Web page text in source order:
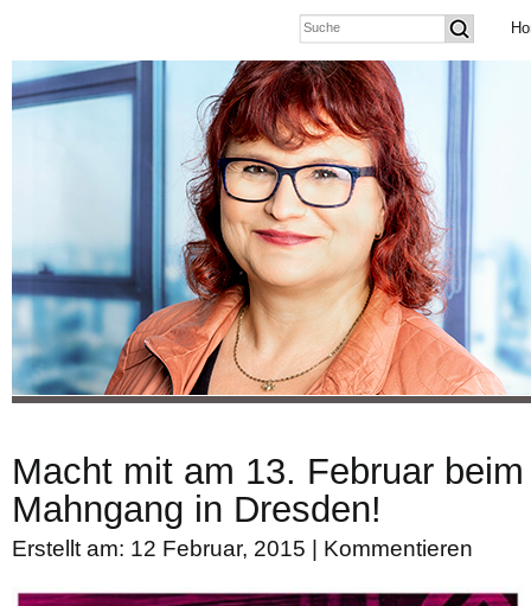
Macht mit am 13. Februar
Mahngang in Dresden!
Erstellt am: 12 Februar, 2015 | Kommentieren